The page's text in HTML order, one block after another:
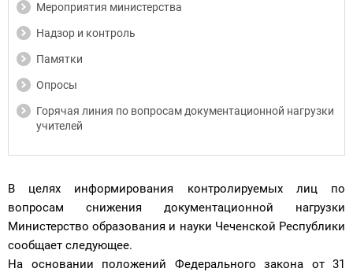
Мероприятия министерства
Надзор и контроль
Памятки
Опросы
Горячая линия по вопросам документационной нагрузки
учителей
В целях информирования контролируемых лиц по
вопросам снижения документационной нагрузки
Министерство образования и науки Чеченской Республики
сообщает следующее.
На основании положений Федерального закона от 31